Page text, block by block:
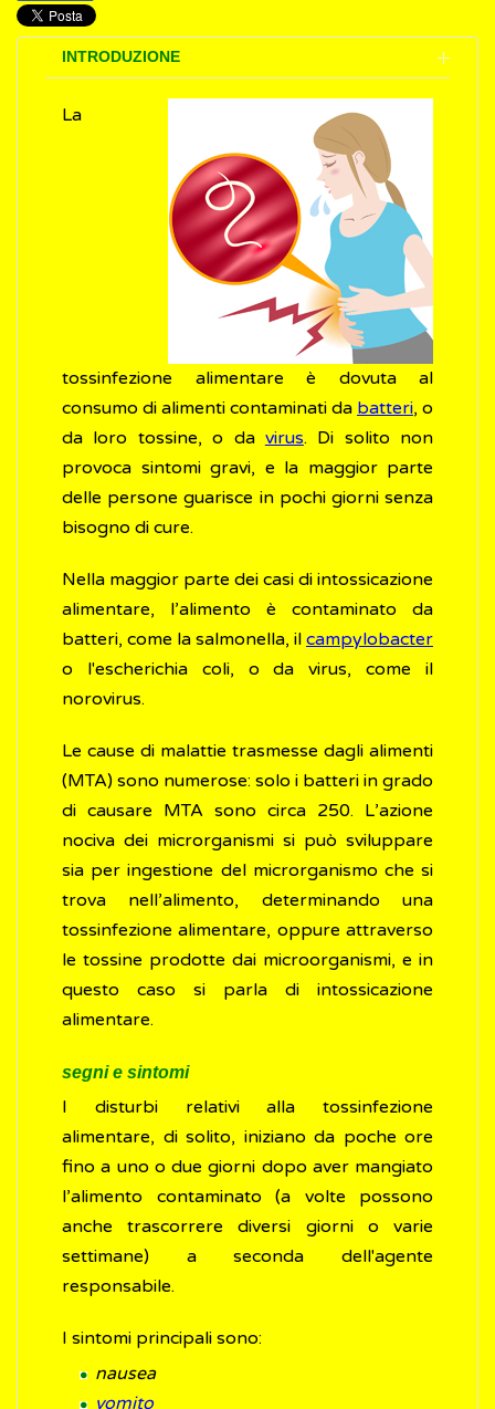
INTRODUZIONE
La
tossinfezione alimentare è dovuta al
consumo di alimenti contaminati da batteri, o
da loro tossine, o da virus. Di solito non
provoca sintomi gravi, e la maggior parte
delle persone guarisce in pochi giorni senza
bisogno di cure.
Nella maggior parte dei casi di intossicazione
alimentare, l’alimento è contaminato da
batteri, come la salmonella, il campylobacter
o l'escherichia coli, o da virus, come il
norovirus.
Le cause di malattie trasmesse dagli alimenti
(MTA) sono numerose: solo i batteri in grado
di causare MTA sono circa 250. L’azione
nociva dei microrganismi si può sviluppare
sia per ingestione del microrganismo che si
trova nell’alimento, determinando una
tossinfezione alimentare, oppure attraverso
le tossine prodotte dai microorganismi, e in
questo caso si parla di intossicazione
alimentare.
segni e sintomi
I disturbi relativi alla tossinfezione
alimentare, di solito, iniziano da poche ore
fino a uno o due giorni dopo aver mangiato
l’alimento contaminato (a volte possono
anche trascorrere diversi giorni o varie
settimane) a seconda dell'agente
responsabile.
I sintomi principali sono:
nausea
vomito